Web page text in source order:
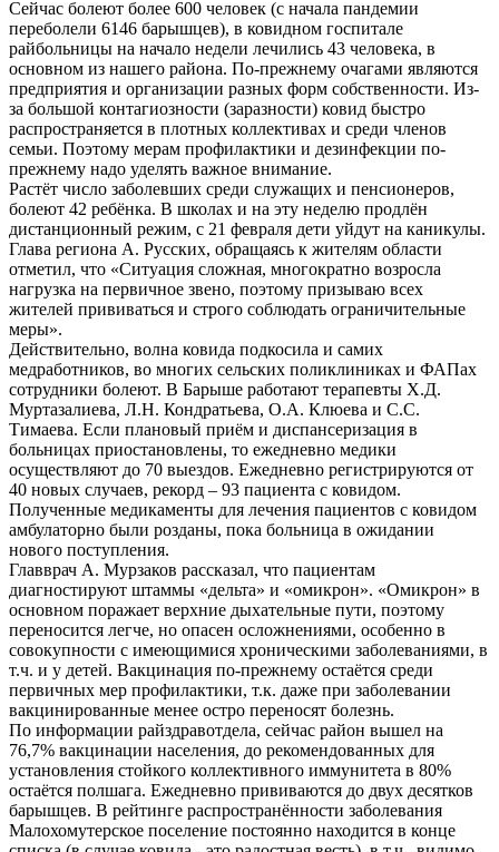
Сейчас болеют более 600 человек (с начала пандемии
переболели 6146 барышцев), в ковидном госпитале
райбольницы на начало недели лечились 43 человека, в
основном из нашего района. По-прежнему очагами являются
предприятия и организации разных форм собственности. Из-
за большой контагиозности (заразности) ковид быстро
распространяется в плотных коллективах и среди членов
семьи. Поэтому мерам профилактики и дезинфекции по-
прежнему надо уделять важное внимание.
Растёт число заболевших среди служащих и пенсионеров,
болеют 42 ребёнка. В школах и на эту неделю продлён
дистанционный режим, с 21 февраля дети уйдут на каникулы.
Глава региона А. Русских, обращаясь к жителям области
отметил, что «Ситуация сложная, многократно возросла
нагрузка на первичное звено, поэтому призываю всех
жителей прививаться и строго соблюдать ограничительные
меры».
Действительно, волна ковида подкосила и самих
медработников, во многих сельских поликлиниках и ФАПах
сотрудники болеют. В Барыше работают терапевты Х.Д.
Муртазалиева, Л.Н. Кондратьева, О.А. Клюева и С.С.
Тимаева. Если плановый приём и диспансеризация в
больницах приостановлены, то ежедневно медики
осуществляют до 70 выездов. Ежедневно регистрируются от
40 новых случаев, рекорд – 93 пациента с ковидом.
Полученные медикаменты для лечения пациентов с ковидом
амбулаторно были розданы, пока больница в ожидании
нового поступления.
Главврач А. Мурзаков рассказал, что пациентам
диагностируют штаммы «дельта» и «омикрон». «Омикрон» в
основном поражает верхние дыхательные пути, поэтому
переносится легче, но опасен осложнениями, особенно в
совокупности с имеющимися хроническими заболеваниями, в
т.ч. и у детей. Вакцинация по-прежнему остаётся среди
первичных мер профилактики, т.к. даже при заболевании
вакцинированные менее остро переносят болезнь.
По информации райздравотдела, сейчас район вышел на
76,7% вакцинации населения, до рекомендованных для
установления стойкого коллективного иммунитета в 80%
остаётся полшага. Ежедневно прививаются до двух десятков
барышцев. В рейтинге распространённости заболевания
Малохомутерское поселение постоянно находится в конце